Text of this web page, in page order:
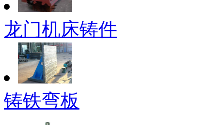
龙门机床铸件
铸铁弯板